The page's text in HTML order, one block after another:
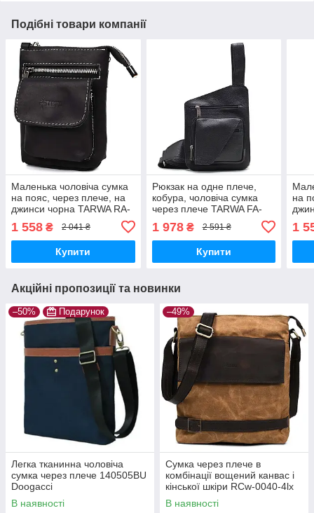
Подібні товари компанії
Маленька чоловіча сумка
на пояс, через плече, на
джинси чорна TARWA RA-
1 558 ₴ 2 041 ₴
Купити
Рюкзак на одне плече,
кобура, чоловіча сумка
через плече TARWA FA-
1 978₴ 2 591 ₴
Купити
на
1
Акційні пропозиції та новинки
–50% Подарунок
Легка тканинна чоловіча
сумка через плече 140505BU
Doogacci
В наявності
–49%
Сумка через плече в
комбінації вощений канвас і
кінської шкіри RCw-0040-4lx
TARWA
В наявності